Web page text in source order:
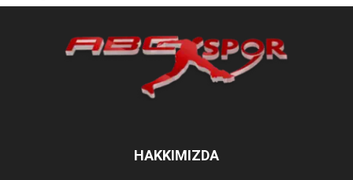
HAKKIMIZDA